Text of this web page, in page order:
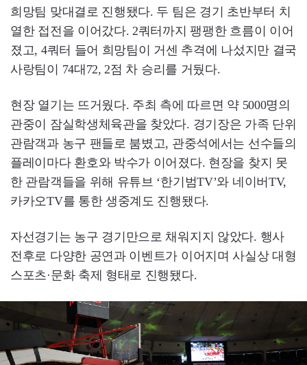
희망팀 맞대결로 진행됐다. 두 팀은 경기 초반부터 치
열한 접전을 이어갔다. 2쿼터까지 팽팽한 흐름이 이어
졌고, 4쿼터 들어 희망팀이 거센 추격에 나섰지만 결국
사랑팀이 74대72, 2점 차 승리를 거뒀다.
현장 열기는 뜨거웠다. 주최 측에 따르면 약 5000명의
관중이 잠실학생체육관을 찾았다. 경기장은 가족 단위
관람객과 농구 팬들로 붐볐고, 관중석에서는 선수들의
플레이마다 환호와 박수가 이어졌다. 현장을 찾지 못
한 관람객들을 위해 유튜브 ‘한기범TV’와 네이버TV,
카카오TV를 통한 생중계도 진행됐다.
자선경기는 농구 경기만으로 채워지지 않았다. 행사
전후로 다양한 공연과 이벤트가 이어지며 사실상 대형
스포츠·문화 축제 형태로 진행됐다.